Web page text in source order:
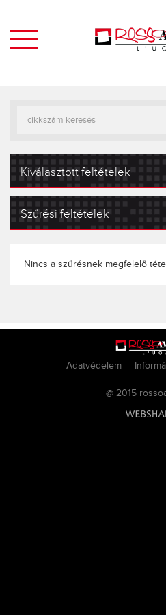
Kiválasztott feltételek
Szűrési feltételek
Nincs a szűrésnek megfelelő
Adatvédelem
@ 2015